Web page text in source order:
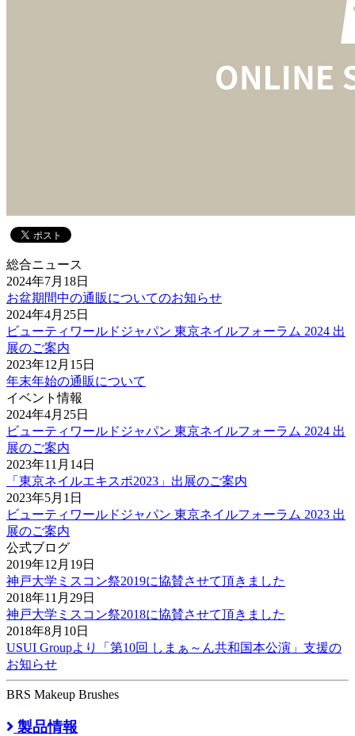
総合ニュース
2024年7月18日
お盆期間中の通販についてのお知らせ
2024年4月25日
ビューティワールドジャパン 東京ネイルフォーラム 2024 出
展のご案内
2023年12月15日
年末年始の通販について
イベント情報
2024年4月25日
ビューティワールドジャパン 東京ネイルフォーラム 2024 出
展のご案内
2023年11月14日
「東京ネイルエキスポ2023」出展のご案内
2023年5月1日
ビューティワールドジャパン 東京ネイルフォーラム 2023 出
展のご案内
公式ブログ
2019年12月19日
神戸大学ミスコン祭2019に協賛させて頂きました
2018年11月29日
神戸大学ミスコン祭2018に協賛させて頂きました
2018年8月10日
USUI Groupより「第10回 しまぁ～ん共和国本公演」支援の
お知らせ
BRS Makeup Brushes
製品情報